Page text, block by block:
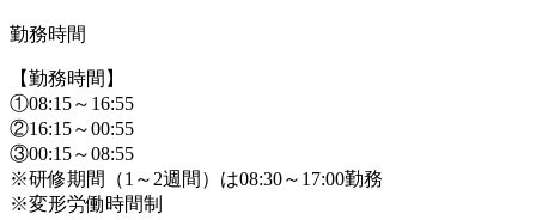
勤務時間
【勤務時間】
①08:15～16:55
②16:15～00:55
③00:15～08:55
※研修期間（1～2週間）は08:30～17:00勤務
※変形労働時間制